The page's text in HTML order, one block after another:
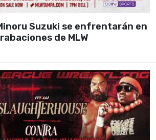
Suzuki se enfrentarán en
de MLW